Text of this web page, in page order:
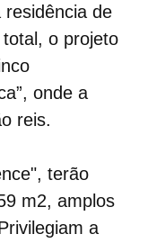
de
o projeto
onde a
reis.
terão
m2, amplos
a